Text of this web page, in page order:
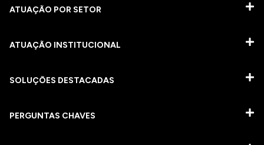
ATUAÇÃO POR SETOR
ATUAÇÃO INSTITUCIONAL
SOLUÇÕES DESTACADAS
PERGUNTAS CHAVES​